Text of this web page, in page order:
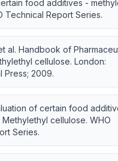
food additives -
Technical Report Series.
al. Handbook of
cellulose. London:
Press; 2009.
of certain food
cellulose. WHO
Series.